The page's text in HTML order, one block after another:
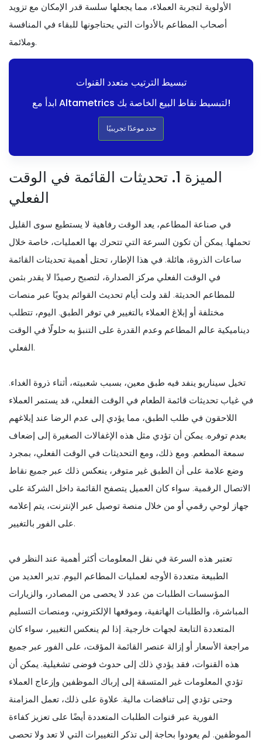
الأولوية لتجربة العملاء، مما يجعلها سلسة قدر الإمكان مع تزويد
أصحاب المطاعم بالأدوات التي يحتاجونها للبقاء في المنافسة
وملائمة.
تبسيط الترتيب متعدد القنوات
ابدأ مع Altametrics لتبسيط نقاط البيع الخاصة بك!
حدد موعدًا تجريبيًا
الميزة 1. تحديثات القائمة في الوقت
الفعلي
في صناعة المطاعم، يعد الوقت رفاهية لا يستطيع سوى القليل
تحملها. يمكن أن تكون السرعة التي تتحرك بها العمليات، خاصة خلال
ساعات الذروة، هائلة. في هذا الإطار، تحتل أهمية تحديثات القائمة
في الوقت الفعلي مركز الصدارة، لتصبح رصيدًا لا يقدر بثمن
للمطاعم الحديثة. لقد ولت أيام تحديث القوائم يدويًا عبر منصات
مختلفة أو إبلاغ العملاء بالتغيير في توفر الطبق. اليوم، تتطلب
ديناميكية عالم المطاعم وعدم القدرة على التنبؤ به حلولًا في الوقت
الفعلي.
تخيل سيناريو ينفد فيه طبق معين، بسبب شعبيته، أثناء ذروة الغداء.
في غياب تحديثات قائمة الطعام في الوقت الفعلي، قد يستمر العملاء
اللاحقون في طلب الطبق، مما يؤدي إلى عدم الرضا عند إبلاغهم
بعدم توفره. يمكن أن تؤدي مثل هذه الإغفالات الصغيرة إلى إضعاف
سمعة المطعم. ومع ذلك، ومع التحديثات في الوقت الفعلي، بمجرد
وضع علامة على أن الطبق غير متوفر، ينعكس ذلك عبر جميع نقاط
الاتصال الرقمية. سواء كان العميل يتصفح القائمة داخل الشركة على
جهاز لوحي رقمي أو من خلال منصة توصيل عبر الإنترنت، يتم إعلامه
على الفور بالتغيير.
تعتبر هذه السرعة في نقل المعلومات أكثر أهمية عند النظر في
الطبيعة متعددة الأوجه لعمليات المطاعم اليوم. تدير العديد من
المؤسسات الطلبات من عدد لا يحصى من المصادر، والزيارات
المباشرة، والطلبات الهاتفية، وموقعها الإلكتروني، ومنصات التسليم
المتعددة التابعة لجهات خارجية. إذا لم ينعكس التغيير، سواء كان
مراجعة الأسعار أو إزالة عنصر القائمة المؤقت، على الفور عبر جميع
هذه القنوات، فقد يؤدي ذلك إلى حدوث فوضى تشغيلية. يمكن أن
تؤدي المعلومات غير المتسقة إلى إرباك الموظفين وإزعاج العملاء
وحتى تؤدي إلى تناقضات مالية. علاوة على ذلك، تعمل المزامنة
الفورية عبر قنوات الطلبات المتعددة أيضًا على تعزيز كفاءة
الموظفين. لم يعودوا بحاجة إلى تذكر التغييرات التي لا تعد ولا تحصى